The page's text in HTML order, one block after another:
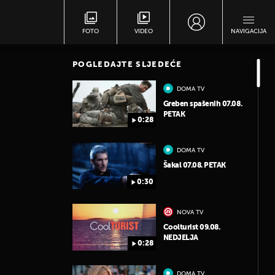
FOTO VIDEO NAVIGACIJA
POGLEDAJTE SLJEDEĆE
0:28
DOMA TV
Greben spašenih 07.08.
PETAK
0:30
DOMA TV
Šakal 07.08. PETAK
0:28
NOVA TV
Coolturist 09.08.
NEDJELJA